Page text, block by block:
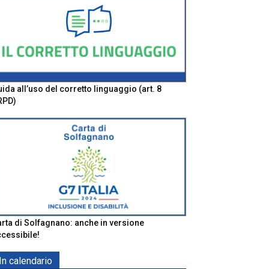
all’uso del corretto linguaggio (art. 8
di Solfagnano: anche in versione
In calendario